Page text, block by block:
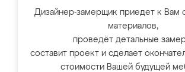
Дизайнер-замерщик приедет к Вам
материалов,
проведёт детальные
составит проект и сделает
стоимости Вашей будущей